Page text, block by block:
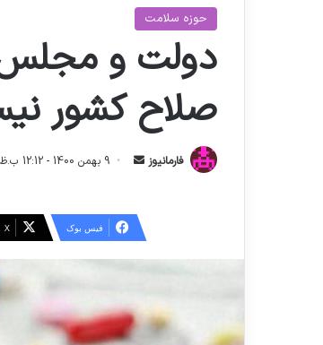
حوزه سلامت
دولت و
صلاح کشور
فارمانیوز
م
ی
9 بهمن 1400 - 12:12 ب.ظ
فیس بوک X